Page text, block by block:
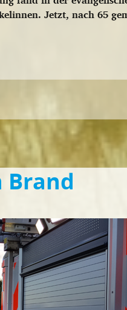
Jetzt, nach 65
Brand